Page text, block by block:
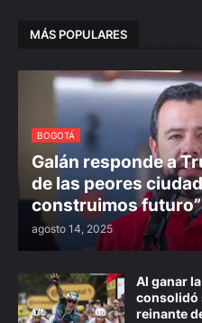
MÁS POPULARES
BOGOTÁ
Galán responde a
de las peores
construimos futuro”
agosto 14, 2025
Al ganar
consolidó
reinante